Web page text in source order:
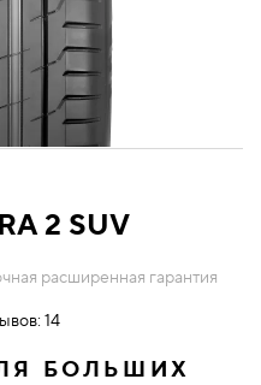
2 SUV
расширенная гарантия
14
БОЛЬШИХ